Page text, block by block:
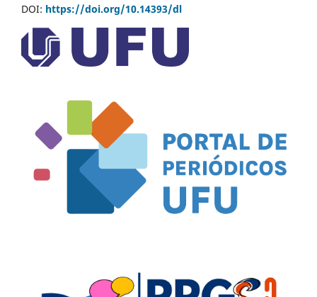
DOI: https://doi.org/10.14393/dl